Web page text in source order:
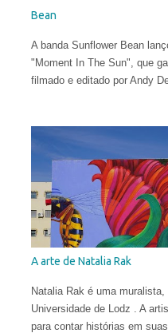
Bean
A banda Sunflower Bean
"Moment In The Sun", que
filmado e editado por Andy
A arte de Natalia Rak
Natalia Rak é uma
Universidade de Lodz . A
para contar histórias em